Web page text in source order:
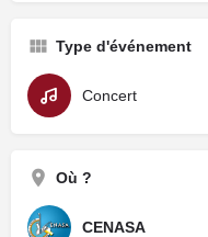
Type d'événement
Concert
Où ?
CENASA